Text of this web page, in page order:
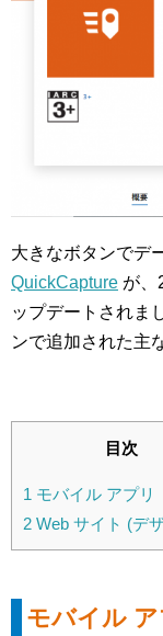
大きなボタンでデ
QuickCapture が、
ップデートされま
ンで追加された主
目次
1 モバイル アプリ
2 Web サイト (デ
モバイル ア